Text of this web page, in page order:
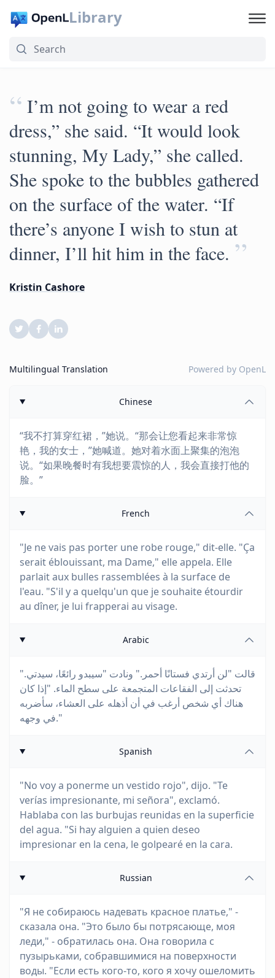
Library
“ I’m not going to wear a red
dress,” she said. “It would look
stunning, My Lady,” she called.
She spoke to the bubbles gathered
on the surface of the water. “If
there’s anyone I wish to stun at
dinner, I’ll hit him in the face. ”
Kristin Cashore
Multilingual Translation Powered by OpenL
Chinese
“我不打算穿红裙，”她说。“那会让您看起来非常惊
艳，我的女士，”她喊道。她对着水面上聚集的泡泡
说。“如果晚餐时有我想要震惊的人，我会直接打他的
脸。”
French
"Je ne vais pas porter une robe rouge," dit-elle. "Ça
serait éblouissant, ma Dame," elle appela. Elle
parlait aux bulles rassemblées à la surface de
l'eau. "S'il y a quelqu'un que je souhaite étourdir
au dîner, je lui frapperai au visage.
Arabic
قالت "لن أرتدي فستانًا أحمر." ونادت "سيبدو رائعًا، سيدتي."
تحدثت إلى الفقاعات المتجمعة على سطح الماء. "إذا كان
هناك أي شخص أرغب في أن أذهله على العشاء، سأضربه
في وجهه."
Spanish
"No voy a ponerme un vestido rojo", dijo. "Te
verías impresionante, mi señora", exclamó.
Hablaba con las burbujas reunidas en la superficie
del agua. "Si hay alguien a quien deseo
impresionar en la cena, le golpearé en la cara.
Russian
"Я не собираюсь надевать красное платье," -
сказала она. "Это было бы потрясающе, моя
леди," - обратилась она. Она говорила с
пузырьками, собравшимися на поверхности
воды. "Если есть кого-то, кого я хочу ошеломить